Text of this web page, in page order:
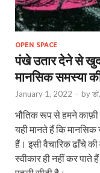
OPEN SPACE
पंखे उतार देने से
मानसिक समस्या
January 1, 2022 - by
भौतिक रूप से हमने काफ़ी
यही मानते हैं कि मानसिक
हैं। इसी वैचारिक ढाँचे
स्वीकार ही नहीं कर पाते